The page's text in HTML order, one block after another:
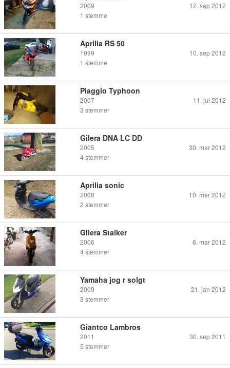
2009
12. sep 2012
1 stemme
Aprilia RS 50
1999
10. sep 2012
1 stemme
Piaggio Typhoon
2007
11. jul 2012
3 stemmer
Gilera DNA LC DD
2005
30. mar 2012
4 stemmer
Aprilia sonic
2008
10. mar 2012
2 stemmer
Gilera Stalker
2006
6. mar 2012
4 stemmer
Yamaha jog r solgt
2009
21. jan 2012
3 stemmer
Giantco Lambros
2011
30. sep 2011
5 stemmer